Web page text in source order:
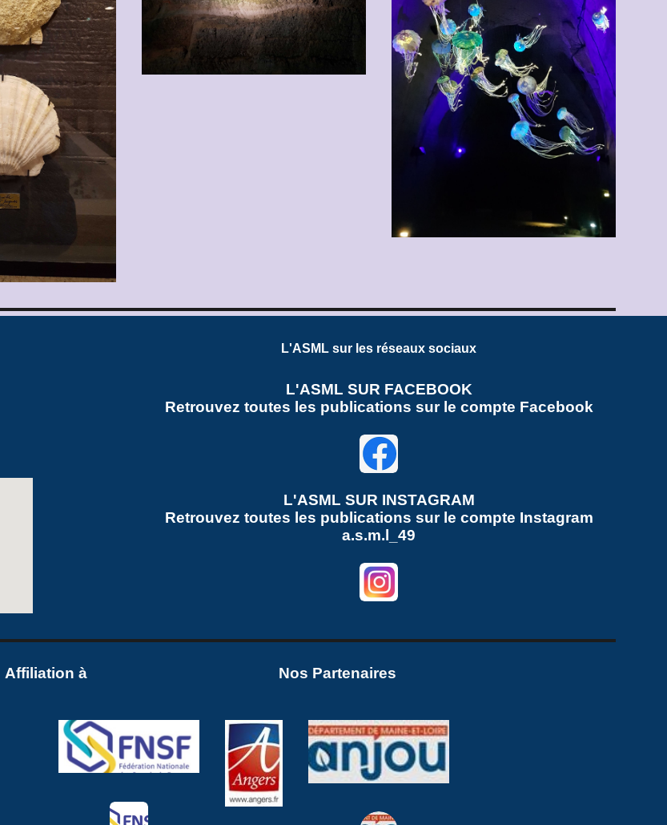
L'ASML sur les réseaux sociaux
L'ASML SUR FACEBOOK
Retrouvez toutes les publications sur le compte Facebook
L'ASML SUR INSTAGRAM
Retrouvez toutes les publications sur le compte Instagram
a.s.m.l_49
Affiliation à Nos Partenaires